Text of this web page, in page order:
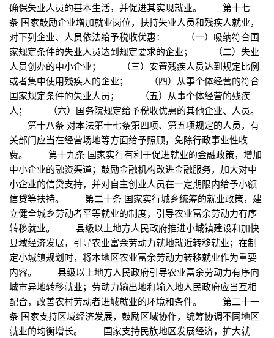
确保失业人员的基本生活，并促进其实现就业。 第十七
条 国家鼓励企业增加就业岗位，扶持失业人员和残疾人就业，
对下列企业、人员依法给予税收优惠： （一）吸纳符合国
家规定条件的失业人员达到规定要求的企业； （二）失业
人员创办的中小企业； （三）安置残疾人员达到规定比例
或者集中使用残疾人的企业； （四）从事个体经营的符合
国家规定条件的失业人员； （五）从事个体经营的残疾
人； （六）国务院规定给予税收优惠的其他企业、人员。
第十八条 对本法第十七条第四项、第五项规定的人员，有
关部门应当在经营场地等方面给予照顾，免除行政事业性收
费。 第十九条 国家实行有利于促进就业的金融政策，增加
中小企业的融资渠道；鼓励金融机构改进金融服务，加大对中
小企业的信贷支持，并对自主创业人员在一定期限内给予小额
信贷等扶持。 第二十条 国家实行城乡统筹的就业政策，建
立健全城乡劳动者平等就业的制度，引导农业富余劳动力有序
转移就业。 县级以上地方人民政府推进小城镇建设和加快
县域经济发展，引导农业富余劳动力就地就近转移就业；在制
定小城镇规划时，将本地区农业富余劳动力转移就业作为重要
内容。 县级以上地方人民政府引导农业富余劳动力有序向
城市异地转移就业；劳动力输出地和输入地人民政府应当互相
配合，改善农村劳动者进城就业的环境和条件。 第二十一
条 国家支持区域经济发展，鼓励区域协作，统筹协调不同地区
就业的均衡增长。 国家支持民族地区发展经济，扩大就